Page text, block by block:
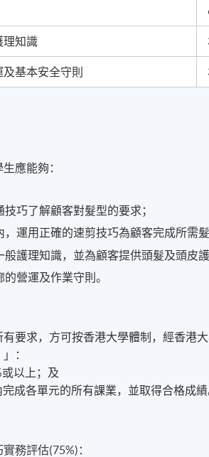
理知識
基本安全守則
應能夠：
技巧了解顧客對髮型的要求；
，運用正確的速剪技巧為顧客完成所需髮
般護理知識，並為顧客提供頭髮及頭皮
營運及作業守則。
要求，方可按香港大學體制，經香港
：
以上；及
成各單元的所有課業，並取得合格成績
務評估(75%)：